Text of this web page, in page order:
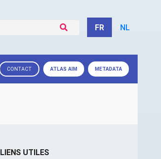
FR NL
CONTACT ATLAS AIM METADATA
LIENS UTILES